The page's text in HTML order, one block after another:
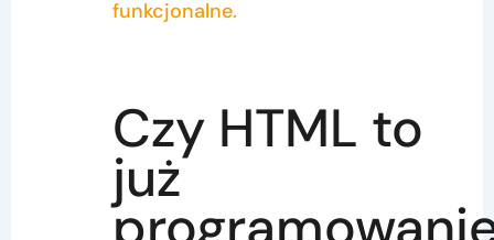
funkcjonalne.
Czy HTML to
już